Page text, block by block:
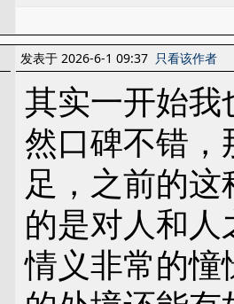
发表于 2026-6-1 09:37 只看该作者
其实一开始
然口碑不错
足，之前的
的是对人和
情义非常的